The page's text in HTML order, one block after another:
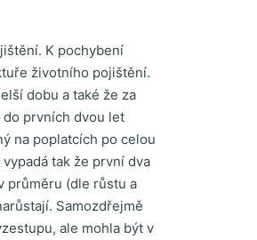
K pochybení
životního pojištění.
dobu a také že za
prvních dvou let
na poplatcích po celou
tak že první dva
průměru (dle růstu a
Samozdřejmě
ale mohla být v